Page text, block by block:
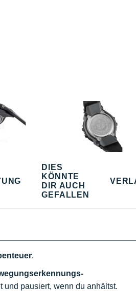
DIES
KÖNNTE
DIR AUCH
GEFALLEN
.
und pausiert, wenn du anhältst.